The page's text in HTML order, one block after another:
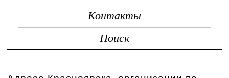
Контакты
Поиск